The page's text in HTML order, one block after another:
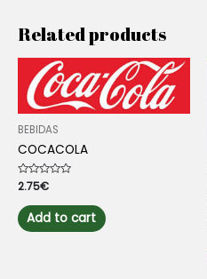
Related products
BEBIDAS
COCACOLA
Rated
0
out
of
5
2.75€
Add to cart